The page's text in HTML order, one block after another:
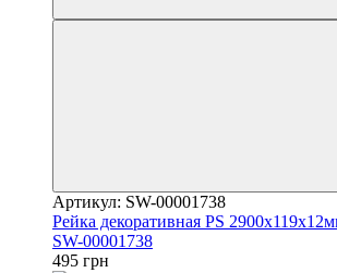
Артикул: SW-00001738
Рейка декоративная PS
SW-00001738
495 грн